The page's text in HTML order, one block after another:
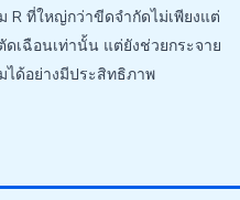
R ที่ใหญ่กว่าขีดจำกัดไม่เพียงแต่
เฉือนเท่านั้น แต่ยังช่วยกระจาย
ได้อย่างมีประสิทธิภาพ